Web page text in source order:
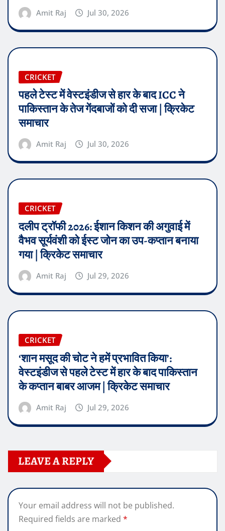
Amit Raj Jul 30, 2026
CRICKET
पहले टेस्ट में वेस्टइंडीज से हार के बाद ICC ने
पाकिस्तान के तेज गेंदबाजों को दी सजा | क्रिकेट
समाचार
Amit Raj Jul 30, 2026
CRICKET
दलीप ट्रॉफी 2026: ईशान किशन की अगुवाई में
वैभव सूर्यवंशी को ईस्ट जोन का उप-कप्तान बनाया
गया | क्रिकेट समाचार
Amit Raj Jul 29, 2026
CRICKET
‘शान मसूद की चोट ने हमें प्रभावित किया’:
वेस्टइंडीज से पहले टेस्ट में हार के बाद पाकिस्तान
के कप्तान बाबर आजम | क्रिकेट समाचार
Amit Raj Jul 29, 2026
LEAVE A REPLY
Your email address will not be published.
Required fields are marked *